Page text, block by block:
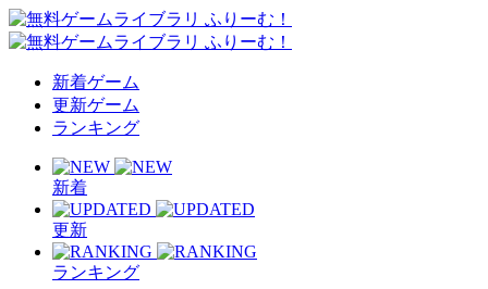
新着ゲーム
更新ゲーム
ランキング
新着
更新
ランキング